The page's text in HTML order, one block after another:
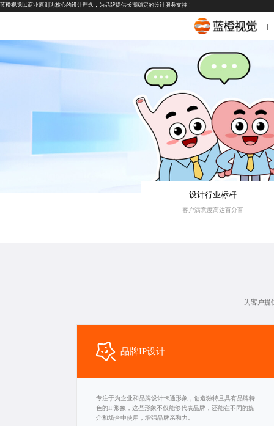
蓝橙视觉以商业原则为核心的设计理念，为品牌提供长期稳定的设计服务支持！
设计行业标杆
客户满意度高达百分百
为客户提
品牌IP设计
专注于为企业和品牌设计卡通形象，创造独特且具有品牌特
色的IP形象，这些形象不仅能够代表品牌，还能在不同的媒
介和场合中使用，增强品牌亲和力。